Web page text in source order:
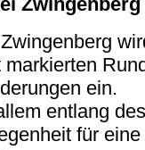
ein.
entlang
für eine